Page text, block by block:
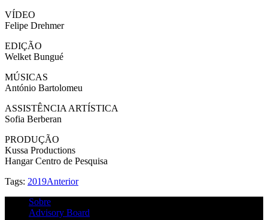
VÍDEO
Felipe Drehmer
EDIÇÃO
Welket Bungué
MÚSICAS
António Bartolomeu
ASSISTÊNCIA ARTÍSTICA
Sofia Berberan
PRODUÇÃO
Kussa Productions
Hangar Centro de Pesquisa
Tags: 2019Anterior
Sobre
Advisory Board